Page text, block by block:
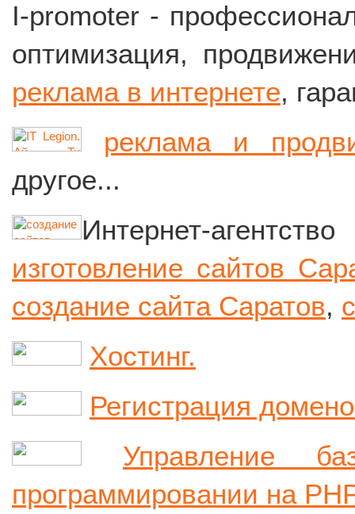
I-promoter -
оптимизация,
реклама в интернете,
реклама и
другое...
Интернет-
изготовление сайтов
создание сайта Саратов,
Хостинг.
Регистрация
Управление
программировании на